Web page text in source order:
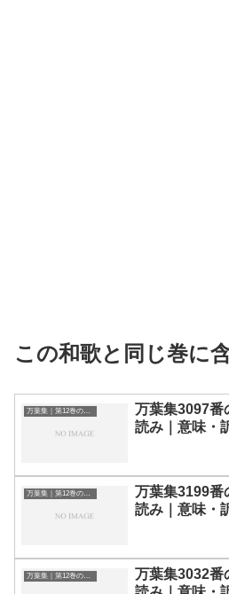
この和歌と同じ巻に
万葉集｜第12巻の和歌一覧
万葉集3097番
読み｜意味・
万葉集｜第12巻の和歌一覧
万葉集3199番
読み｜意味・
万葉集｜第12巻の和歌一覧
万葉集3032番